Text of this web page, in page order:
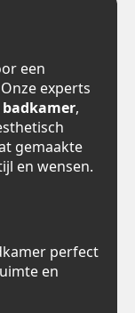
een
experts
,
gemaakte
en wensen.
perfect
en